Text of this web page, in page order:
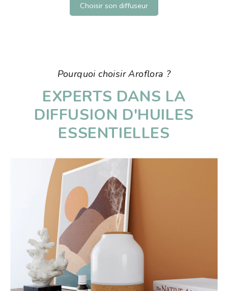
Choisir son diffuseur
Pourquoi choisir Aroflora ?
EXPERTS DANS LA
DIFFUSION D'HUILES
ESSENTIELLES